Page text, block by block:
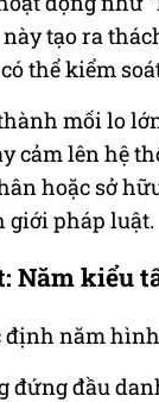
tạo ra
thể kiểm
mối lo
cảm lên hệ
hoặc sở
giới pháp luật.
Năm kiểu
định năm
đứng đầu